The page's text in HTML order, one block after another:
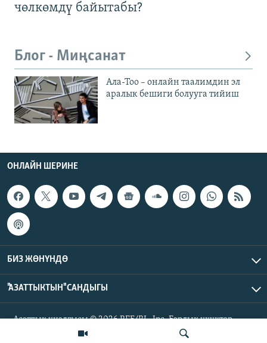
чөлкөмдү байытабы?
Блог - Миңсанат
Ала-Тоо – онлайн таалимдин эл
аралык бешиги болууга тийиш
ОНЛАЙН ШЕРИНЕ
БИЗ ЖӨНҮНДӨ
"АЗАТТЫКТЫН" САНДЫГЫ
Азаттык үналгысы © 2026 RFE/RL, Inc. Бардык укуктар